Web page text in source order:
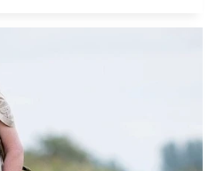
C reaktives
sichtbar wird.